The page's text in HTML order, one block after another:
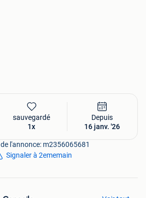
sauvegardé
1x
Depuis
16 janv. '26
l'annonce: m2356065681
Signaler à 2ememain